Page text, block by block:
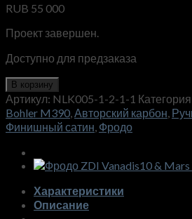
RUB 55 000
Проект завершен.
Доступно для предзаказа
В корзину
Артикул: NLK005-1-2-1-1
Bohler M390,Авторский карбон,
Финишный сатин, Фродо
Характеристики
Описание